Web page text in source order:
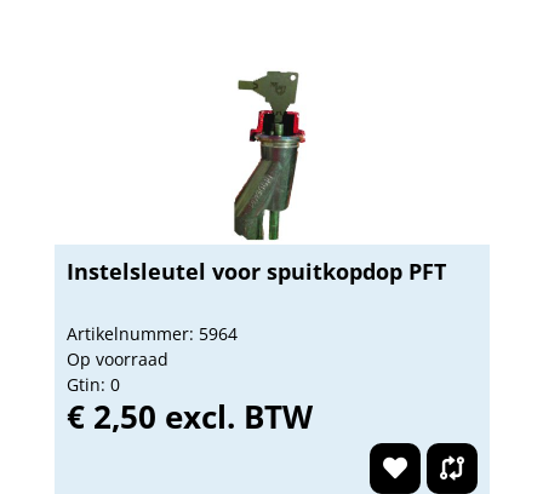
Instelsleutel voor spuitkopdop PFT
Artikelnummer: 5964
Op voorraad
Gtin: 0
€ 2,50 excl. BTW